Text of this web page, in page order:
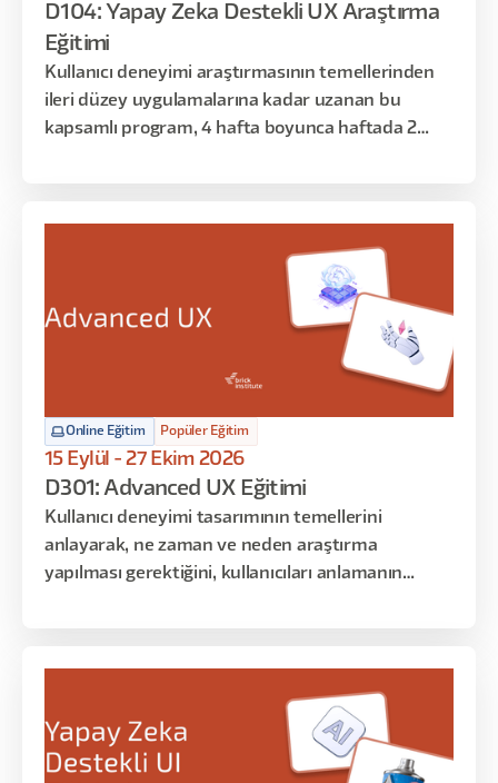
D104: Yapay Zeka Destekli UX Araştırma
Eğitimi
Kullanıcı deneyimi araştırmasının temellerinden
ileri düzey uygulamalarına kadar uzanan bu
kapsamlı program, 4 hafta boyunca haftada 2
araştırma tekniklerini de öğreneceksiniz.
Online Eğitim Popüler Eğitim
15 Eylül - 27 Ekim 2026
D301: Advanced UX Eğitimi
Kullanıcı deneyimi tasarımının temellerini
anlayarak, ne zaman ve neden araştırma
yapılması gerektiğini, kullanıcıları anlamanın